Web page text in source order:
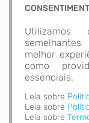
Utilizamos
melhor
como
essenciais.
Leia sobre
Leia sobre
Leia sobre
Nota
Iniciando
a
de
entraram
acesse o